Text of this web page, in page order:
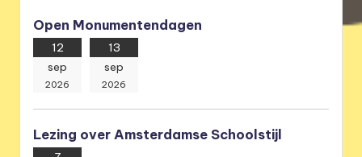
Open Monumentendagen
12
sep
2026
13
sep
2026
Lezing over Amsterdamse Schoolstijl